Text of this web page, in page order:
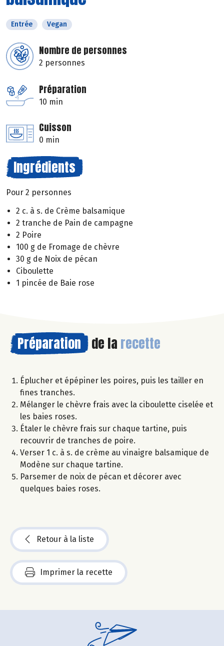
Entrée Vegan
Nombre de personnes
2 personnes
Préparation
10 min
Cuisson
0 min
Ingrédients
Pour 2 personnes
2 c. à s. de Crème balsamique
2 tranche de Pain de campagne
2 Poire
100 g de Fromage de chèvre
30 g de Noix de pécan
Ciboulette
1 pincée de Baie rose
Préparation de la recette
Éplucher et épépiner les poires, puis les tailler en
fines tranches.
Mélanger le chèvre frais avec la ciboulette ciselée et
les baies roses.
Étaler le chèvre frais sur chaque tartine, puis
recouvrir de tranches de poire.
Verser 1 c. à s. de crème au vinaigre balsamique de
Modène sur chaque tartine.
Parsemer de noix de pécan et décorer avec
quelques baies roses.
Retour à la liste
Imprimer la recette